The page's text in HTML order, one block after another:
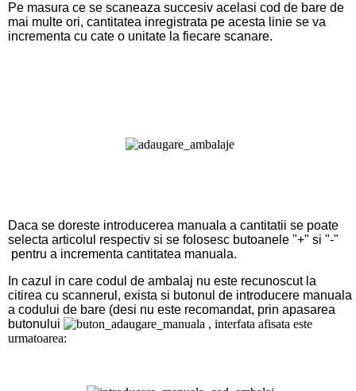
Pe masura ce se scaneaza succesiv acelasi cod de bare de
mai multe ori, cantitatea inregistrata pe acesta linie se va
incrementa cu cate o unitate la fiecare scanare.
Daca se doreste introducerea manuala a cantitatii se poate
selecta articolul respectiv si se folosesc butoanele "+" si "-"
pentru a incrementa cantitatea manuala.
In cazul in care codul de ambalaj nu este recunoscut la
citirea cu scannerul, exista si butonul de introducere manuala
a codului de bare (desi nu este recomandat, prin apasarea
butonului
, interfata afisata este
urmatoarea: